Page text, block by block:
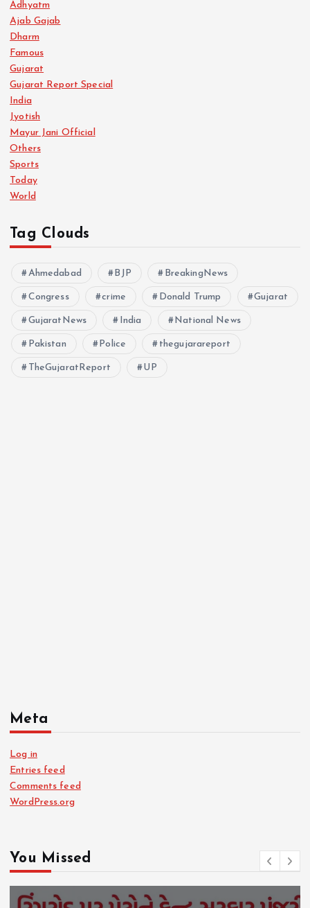
i
o
n
Adhyatm
Ajab Gajab
Dharm
Famous
Gujarat
Gujarat Report Special
India
Jyotish
Mayur Jani Official
Others
Sports
Today
World
Tag Clouds
Ahmedabad BJP BreakingNews
Congress crime Donald Trump Gujarat
GujaratNews India National News
Pakistan Police thegujarareport
TheGujaratReport UP
Meta
Log in
Entries feed
Comments feed
WordPress.org
You Missed